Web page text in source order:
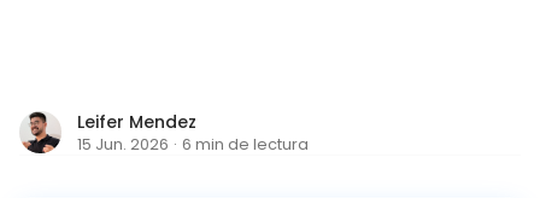
Leifer Mendez
15 Jun. 2026 · 6 min de lectura